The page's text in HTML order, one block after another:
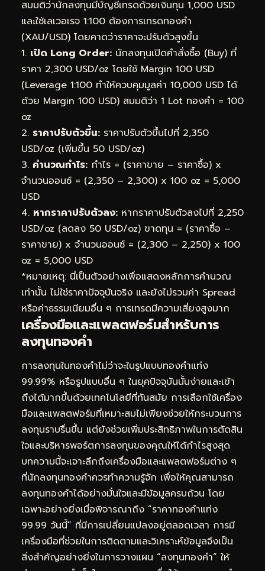
สมมติว่านักลงทุนมีบัญชีเทรดด้วยเงินทุน 1,000 USD
และใช้เลเวอเรจ 1:100 ต้องการเทรดทองคำ
(XAU/USD) โดยคาดว่าราคาจะปรับตัวสูงขึ้น
1. เปิด Long Order: นักลงทุนเปิดคำสั่งซื้อ (Buy) ที่
ราคา 2,300 USD/oz โดยใช้ Margin 100 USD
(Leverage 1:100 ทำให้ควบคุมมูลค่า 10,000 USD ได้
ด้วย Margin 100 USD) สมมติว่า 1 Lot ทองคำ = 100
oz
2. ราคาปรับตัวขึ้น: ราคาปรับตัวขึ้นไปที่ 2,350
USD/oz (เพิ่มขึ้น 50 USD/oz)
3. คำนวณกำไร: กำไร = (ราคาขาย – ราคาซื้อ) x
จำนวนออนซ์ = (2,350 – 2,300) x 100 oz = 5,000
USD
4. หากราคาปรับตัวลง: หากราคาปรับตัวลงไปที่ 2,250
USD/oz (ลดลง 50 USD/oz) ขาดทุน = (ราคาซื้อ –
ราคาขาย) x จำนวนออนซ์ = (2,300 – 2,250) x 100
oz = 5,000 USD
*หมายเหตุ: นี่เป็นตัวอย่างเพื่อแสดงหลักการคำนวณ
เท่านั้น ไม่ใช่ราคาปัจจุบันจริง และยังไม่รวมค่า Spread
หรือค่าธรรมเนียมอื่น ๆ การเทรดมีความเสี่ยงสูงมาก
เครื่องมือและแพลตฟอร์มสำหรับการ
ลงทุนทองคำ
การลงทุนในทองคำไม่ว่าจะในรูปแบบทองคำแท่ง
99.99% หรือรูปแบบอื่น ๆ ในยุคปัจจุบันนั้นง่ายและเข้า
ถึงได้มากขึ้นด้วยเทคโนโลยีที่ทันสมัย การเลือกใช้เครื่อง
มือและแพลตฟอร์มที่เหมาะสมไม่เพียงช่วยให้กระบวนการ
ลงทุนราบรื่นขึ้น แต่ยังช่วยเพิ่มประสิทธิภาพในการตัดสิน
ใจและบริหารพอร์ตการลงทุนของคุณให้ได้กำไรสูงสุด
บทความนี้จะเจาะลึกถึงเครื่องมือและแพลตฟอร์มต่าง ๆ
ที่นักลงทุนทองคำควรทำความรู้จัก เพื่อให้คุณสามารถ
ลงทุนทองคำได้อย่างมั่นใจและมีข้อมูลครบถ้วน โดย
เฉพาะอย่างยิ่งเมื่อพิจารณาถึง “ราคาทองคำแท่ง
99.99 วันนี้” ที่มีการเปลี่ยนแปลงอยู่ตลอดเวลา การมี
เครื่องมือที่ช่วยในการติดตามและวิเคราะห์ข้อมูลจึงเป็น
สิ่งสำคัญอย่างยิ่งในการวางแผน “ลงทุนทองคำ” ให้